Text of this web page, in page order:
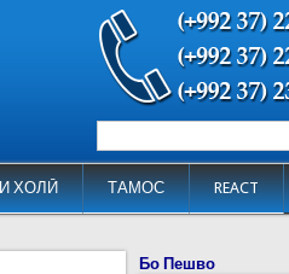
ХОЛӢ ТАМОС REACT
Форма
Бо Пешво